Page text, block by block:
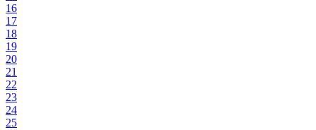
16
17
18
19
20
21
22
23
24
25